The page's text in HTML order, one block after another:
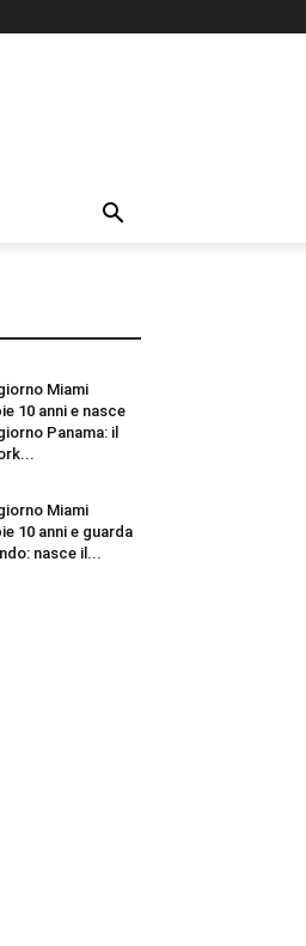
Miami
10 anni e nasce
Panama: il
Miami
10 anni e guarda
nasce il...